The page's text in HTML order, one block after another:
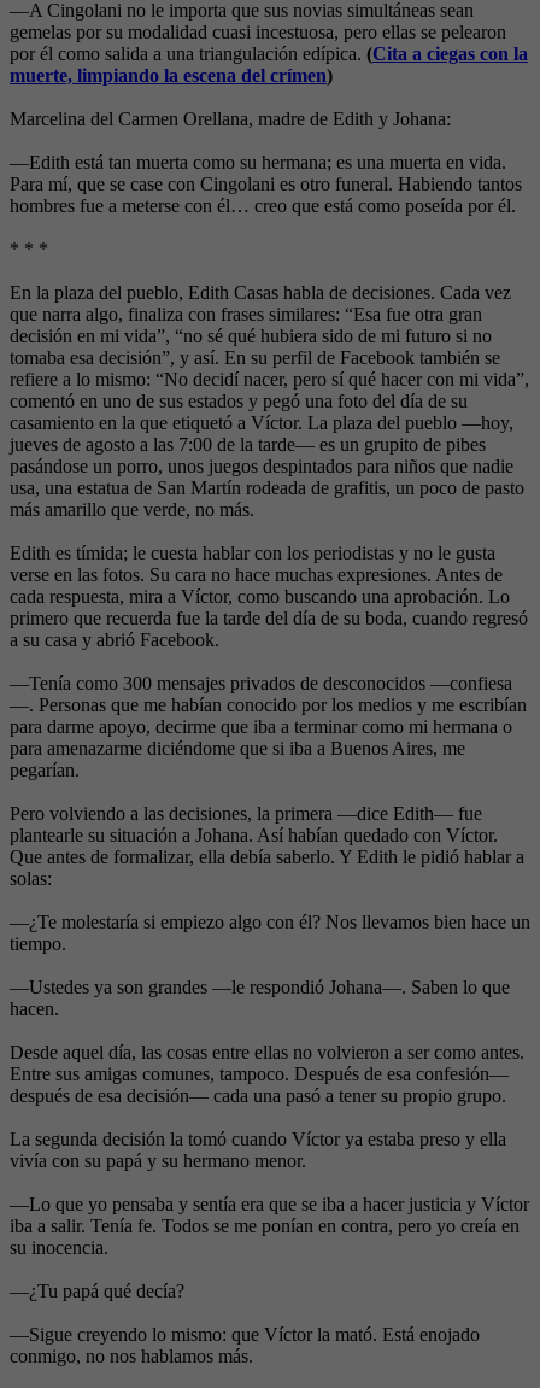
—A Cingolani no le importa que sus novias simultáneas sean
gemelas por su modalidad cuasi incestuosa, pero ellas se pelearon
por él como salida a una triangulación edípica. (Cita a ciegas con la
muerte, limpiando la escena del crímen)
Marcelina del Carmen Orellana, madre de Edith y Johana:
—Edith está tan muerta como su hermana; es una muerta en vida.
Para mí, que se case con Cingolani es otro funeral. Habiendo tantos
hombres fue a meterse con él… creo que está como poseída por él.
* * *
En la plaza del pueblo, Edith Casas habla de decisiones. Cada vez
que narra algo, finaliza con frases similares: “Esa fue otra gran
decisión en mi vida”, “no sé qué hubiera sido de mi futuro si no
tomaba esa decisión”, y así. En su perfil de Facebook también se
refiere a lo mismo: “No decidí nacer, pero sí qué hacer con mi vida”,
comentó en uno de sus estados y pegó una foto del día de su
casamiento en la que etiquetó a Víctor. La plaza del pueblo —hoy,
jueves de agosto a las 7:00 de la tarde— es un grupito de pibes
pasándose un porro, unos juegos despintados para niños que nadie
usa, una estatua de San Martín rodeada de grafitis, un poco de pasto
más amarillo que verde, no más.
Edith es tímida; le cuesta hablar con los periodistas y no le gusta
verse en las fotos. Su cara no hace muchas expresiones. Antes de
cada respuesta, mira a Víctor, como buscando una aprobación. Lo
primero que recuerda fue la tarde del día de su boda, cuando regresó
a su casa y abrió Facebook.
—Tenía como 300 mensajes privados de desconocidos —confiesa
—. Personas que me habían conocido por los medios y me escribían
para darme apoyo, decirme que iba a terminar como mi hermana o
para amenazarme diciéndome que si iba a Buenos Aires, me
pegarían.
Pero volviendo a las decisiones, la primera —dice Edith— fue
plantearle su situación a Johana. Así habían quedado con Víctor.
Que antes de formalizar, ella debía saberlo. Y Edith le pidió hablar a
solas:
—¿Te molestaría si empiezo algo con él? Nos llevamos bien hace un
tiempo.
—Ustedes ya son grandes —le respondió Johana—. Saben lo que
hacen.
Desde aquel día, las cosas entre ellas no volvieron a ser como antes.
Entre sus amigas comunes, tampoco. Después de esa confesión—
después de esa decisión— cada una pasó a tener su propio grupo.
La segunda decisión la tomó cuando Víctor ya estaba preso y ella
vivía con su papá y su hermano menor.
—Lo que yo pensaba y sentía era que se iba a hacer justicia y Víctor
iba a salir. Tenía fe. Todos se me ponían en contra, pero yo creía en
su inocencia.
—¿Tu papá qué decía?
—Sigue creyendo lo mismo: que Víctor la mató. Está enojado
conmigo, no nos hablamos más.